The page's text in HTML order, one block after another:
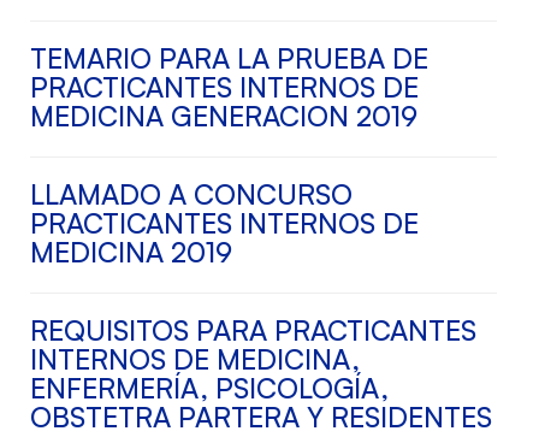
TEMARIO PARA LA PRUEBA DE
PRACTICANTES INTERNOS DE
MEDICINA GENERACION 2019
LLAMADO A CONCURSO
PRACTICANTES INTERNOS DE
MEDICINA 2019
REQUISITOS PARA PRACTICANTES
INTERNOS DE MEDICINA,
ENFERMERÍA, PSICOLOGÍA,
OBSTETRA PARTERA Y RESIDENTES